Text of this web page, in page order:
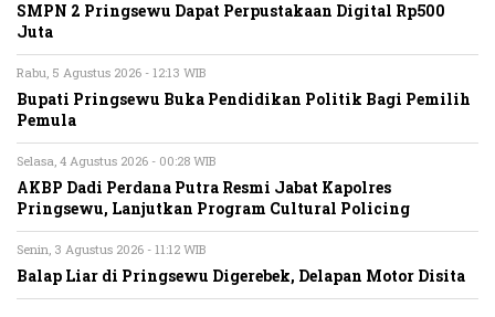
SMPN 2 Pringsewu Dapat Perpustakaan Digital Rp500
Juta
Rabu, 5 Agustus 2026 - 12:13 WIB
Bupati Pringsewu Buka Pendidikan Politik Bagi Pemilih
Pemula
Selasa, 4 Agustus 2026 - 00:28 WIB
AKBP Dadi Perdana Putra Resmi Jabat Kapolres
Pringsewu, Lanjutkan Program Cultural Policing
Senin, 3 Agustus 2026 - 11:12 WIB
Balap Liar di Pringsewu Digerebek, Delapan Motor Disita